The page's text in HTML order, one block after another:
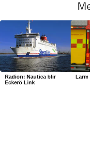
Radion: Nautica blir
Eckerö Link
Larm